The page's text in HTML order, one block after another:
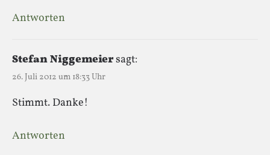
Antworten
Stefan Niggemeiersagt:
26. Juli 2012 um 18:33 Uhr
Stimmt. Danke!
Antworten